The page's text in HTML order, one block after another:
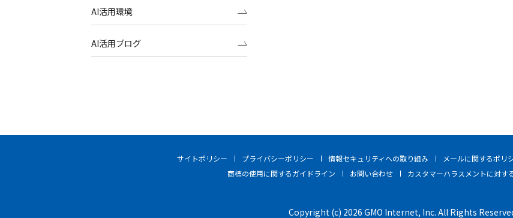
AI活用環境
AI活用ブログ
サイトポリシー プライバシーポリシー 情報セキュリティへの取り組み メールに関するポリ
商標の使用に関するガイドライン
お問い合わせ カスタマーハラスメントに対す
Copyright (c) 2026 GMO Internet, Inc. All Rights